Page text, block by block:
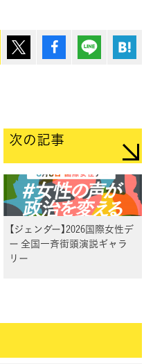
ポスト シェア Lineで送
次の記事
【ジェンダー】2026国際女性デ
ー 全国一斉街頭演説ギャラ
リー